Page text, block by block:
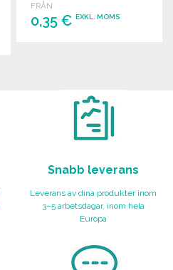
FRÅN
0,35 €EXKL. MOMS
Snabb leverans
Leverans av dina produkter inom
3–5 arbetsdagar, inom hela
Europa